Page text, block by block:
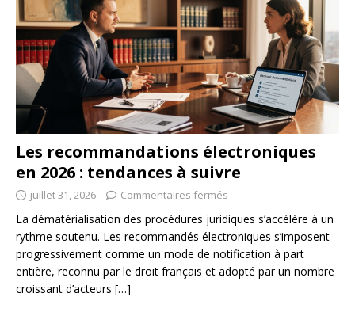
Les recommandations électroniques
en 2026 : tendances à suivre
juillet 31, 2026 Commentaires fermés
La dématérialisation des procédures juridiques s’accélère à un
rythme soutenu. Les recommandés électroniques s’imposent
progressivement comme un mode de notification à part
entière, reconnu par le droit français et adopté par un nombre
croissant d’acteurs […]